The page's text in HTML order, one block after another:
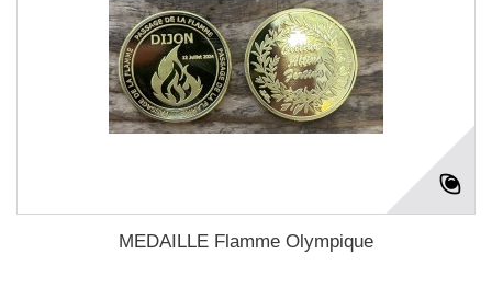
MEDAILLE Flamme Olympique